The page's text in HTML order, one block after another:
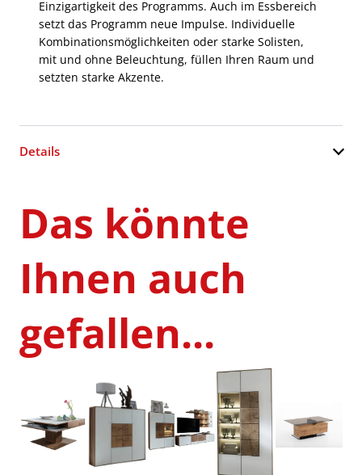
Einzigartigkeit des Programms. Auch im Essbereich
setzt das Programm neue Impulse. Individuelle
Kombinationsmöglichkeiten oder starke Solisten,
mit und ohne Beleuchtung, füllen Ihren Raum und
setzten starke Akzente.
Details
Das könnte
Ihnen auch
gefallen...